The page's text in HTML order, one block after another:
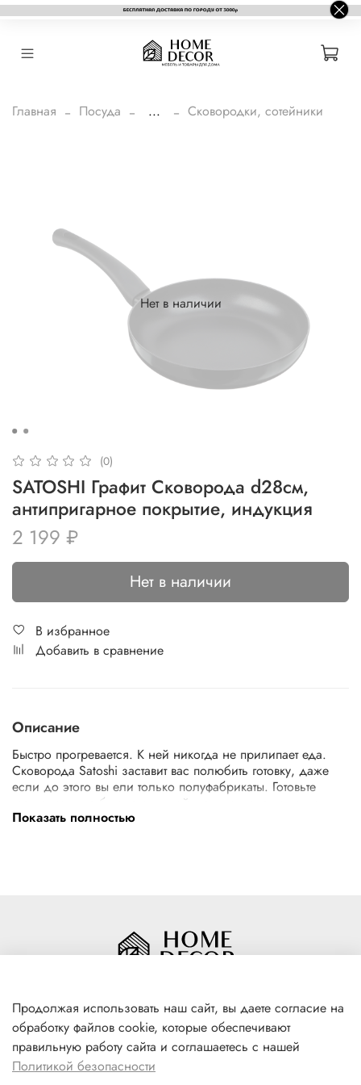
Главная Посуда ... Сковородки, сотейники
Нет в наличии
(0)
SATOSHI Графит Сковорода d28см,
антипригарное покрытие, индукция
2 199 ₽
Нет в наличии
В избранное
Добавить в сравнение
Описание
Быстро прогревается. К ней никогда не прилипает еда.
Сковорода Satoshi заставит вас полюбить готовку, даже
если до этого вы ели только полуфабрикаты. Готовьте
традиционные блюда с душой, как это делали наши
бабушки. Курица с рисом, жаренная картошка, котлеты,
• штампованный алюминий быстро нагревается, ускоряя
• можно мыть в посудомоечной машине.
Показать полностью
+7(996) 316 00 81
г. Якутск, ул. Лермонтова 102
Продолжая использовать наш сайт, вы даете согласие на
обработку файлов cookie, которые обеспечивают
правильную работу сайта и соглашаетесь с нашей
Политикой безопасности